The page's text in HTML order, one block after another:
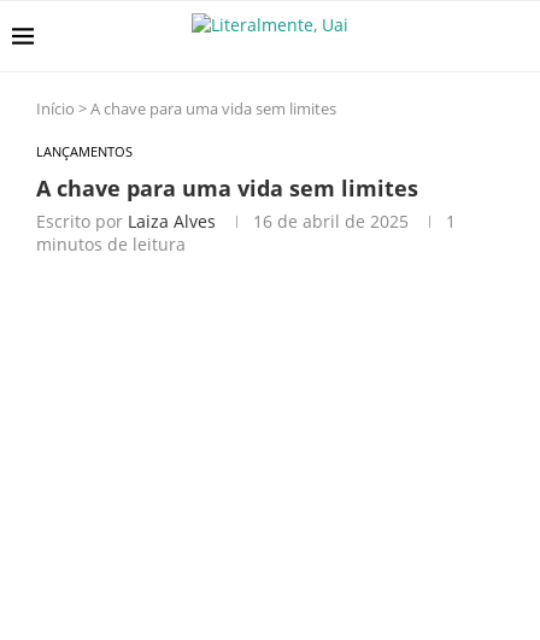
Início >A chave para uma vida sem limites
LANÇAMENTOS
A chave para uma vida sem limites
Escrito por Laiza Alves 16 de abril de 2025
1
minutos de leitura